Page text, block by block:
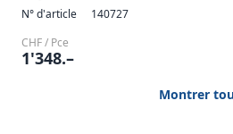
N° d'article
140727
CHF / Pce
1'348.–
Montrer